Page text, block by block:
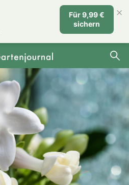
Für 9,99 €
sichern
×